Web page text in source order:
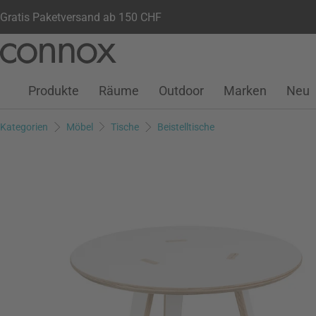
Gratis Paketversand ab 150 CHF
Seiteninhalt
Suchfeld
Kundenkonto
Wunschliste
Warenkorb
Produkte Räume Outdoor Marken Neu
Kategorien Möbel Tische Beistelltische